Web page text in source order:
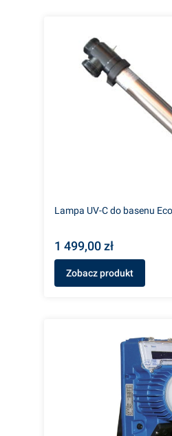
Lampa UV-C do basenu
1 499,00 zł
Zobacz produkt